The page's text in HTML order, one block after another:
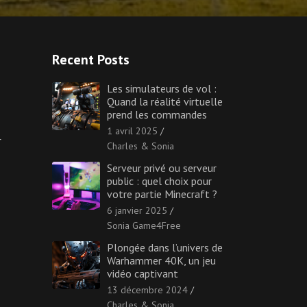
Recent Posts
Les simulateurs de vol :
Quand la réalité virtuelle
prend les commandes
1 avril 2025
Charles & Sonia
Serveur privé ou serveur
public : quel choix pour
votre partie Minecraft ?
6 janvier 2025
Sonia Game4Free
Plongée dans l’univers de
Warhammer 40K, un jeu
vidéo captivant
13 décembre 2024